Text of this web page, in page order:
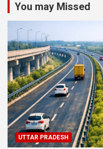
You may Missed
UTTAR PRADESH